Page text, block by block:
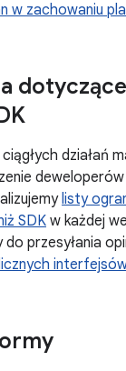
w zachowaniu
działań
listy
SDK w każdej
przesyłania